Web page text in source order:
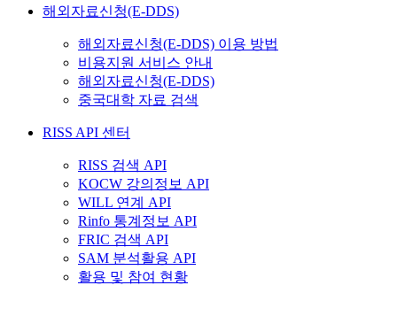
해외자료신청(E-DDS)
해외자료신청(E-DDS) 이용 방법
비용지원 서비스 안내
해외자료신청(E-DDS)
중국대학 자료 검색
RISS API 센터
RISS 검색 API
KOCW 강의정보 API
WILL 연계 API
Rinfo 통계정보 API
FRIC 검색 API
SAM 분석활용 API
활용 및 참여 현황